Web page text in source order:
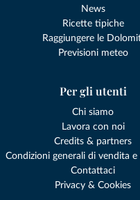
News
Ricette tipiche
Raggiungere le
Previsioni meteo
Per gli utenti
Chi siamo
Lavora con noi
Credits & partners
Condizioni generali di vendita
Contattaci
Privacy & Cookies